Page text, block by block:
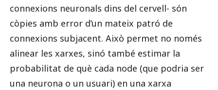
connexions neuronals dins del cervell- són
còpies amb error d’un mateix patró de
connexions subjacent. Això permet no només
alinear les xarxes, sinó també estimar la
probabilitat de què cada node (que podria ser
una neurona o un usuari) en una xarxa